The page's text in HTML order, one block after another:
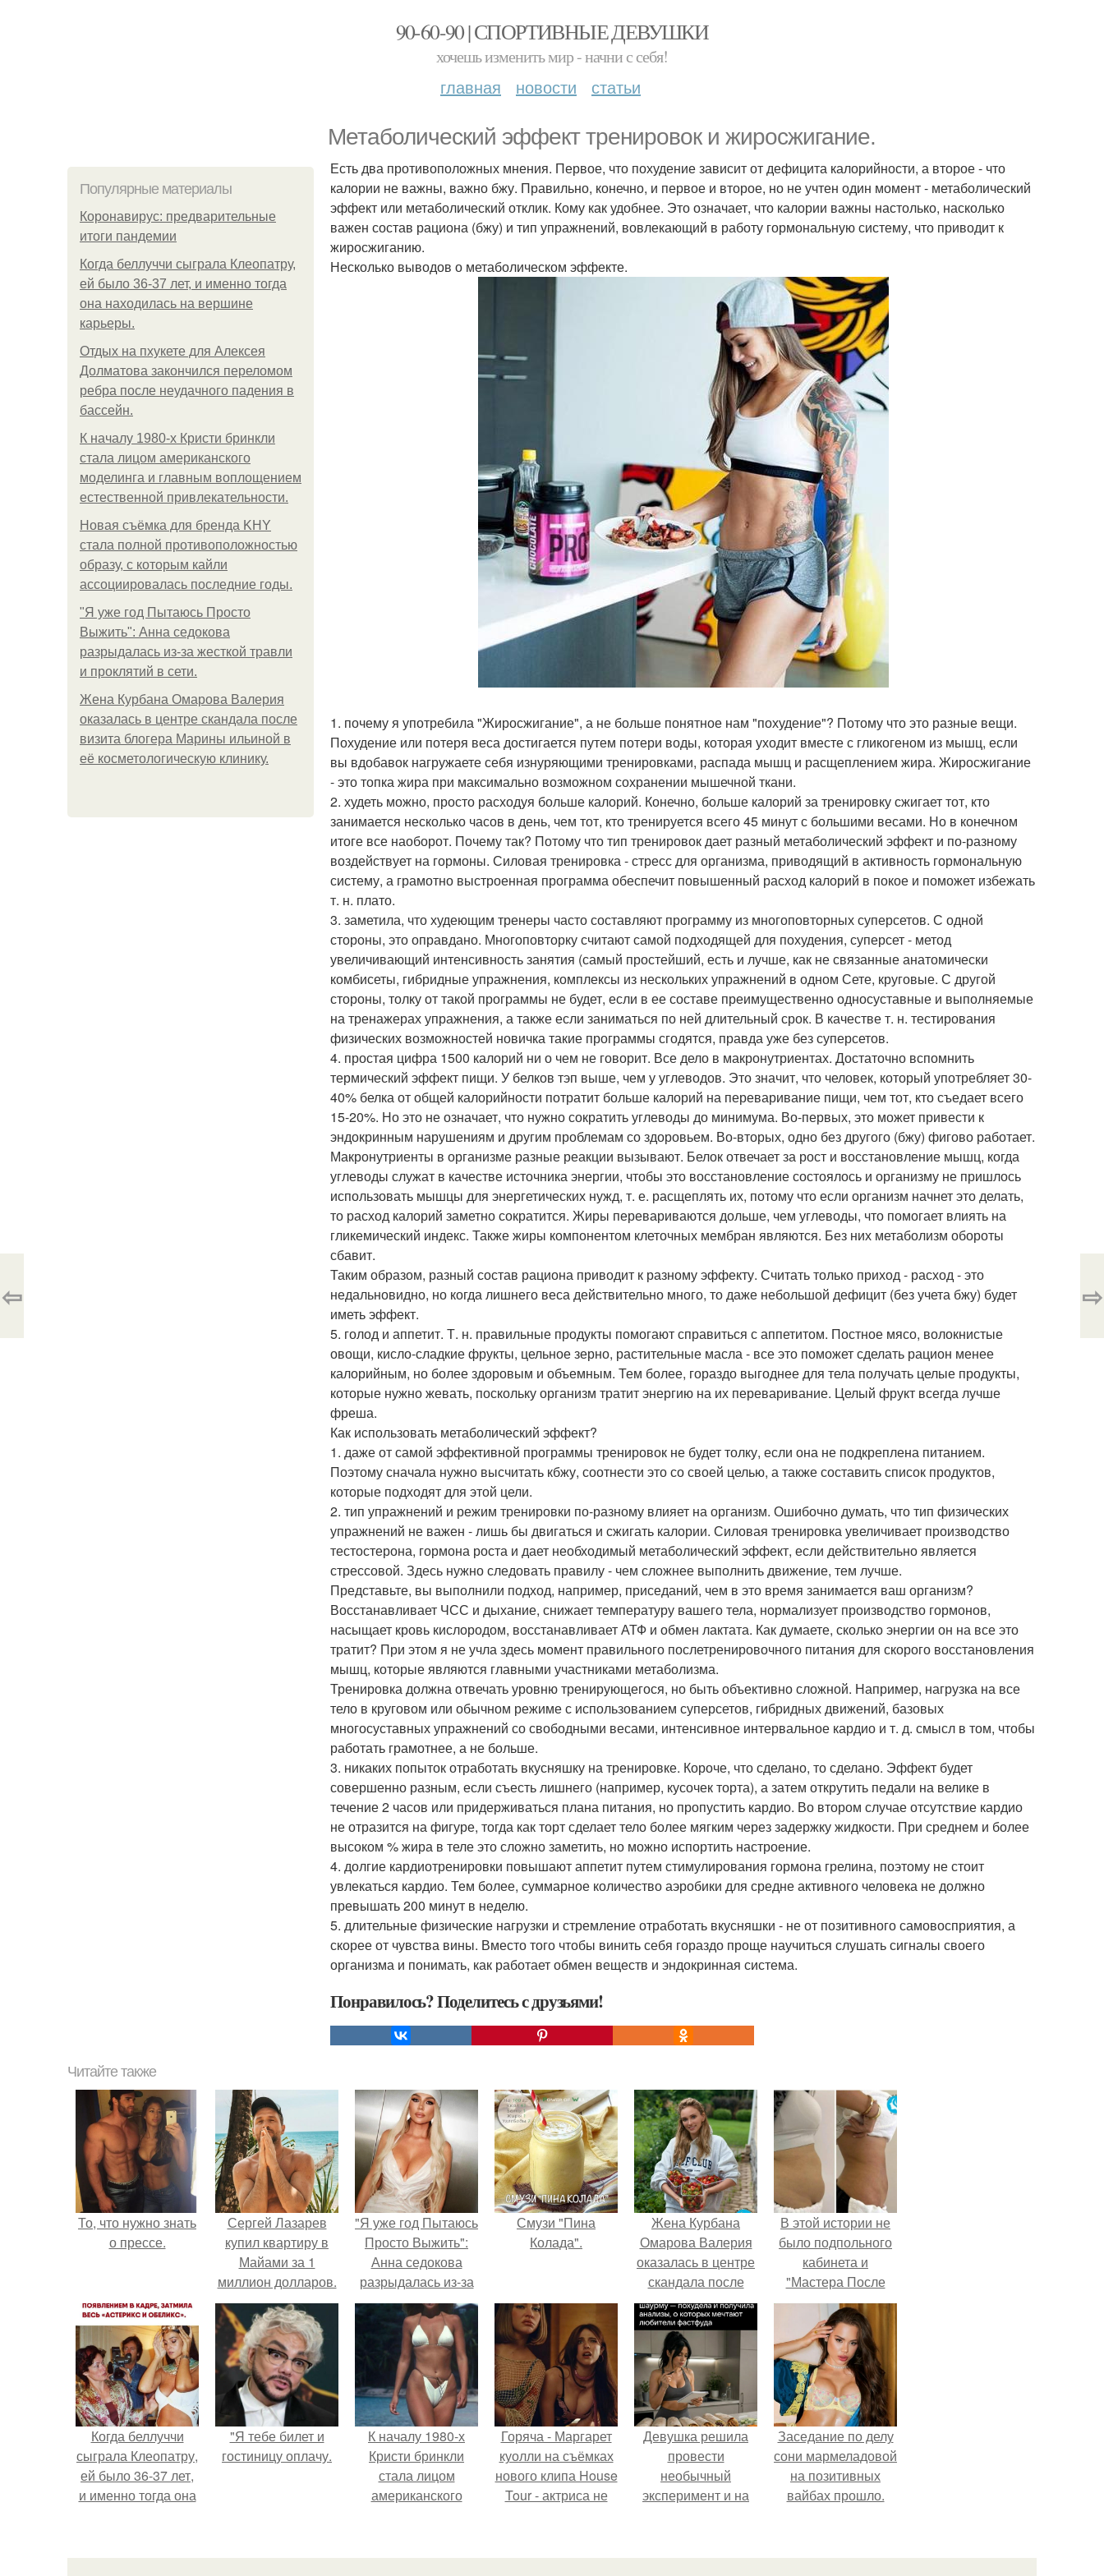
90-60-90 | СПОРТИВНЫЕ ДЕВУШКИ
хочешь изменить мир - начни с себя!
главная новости статьи
Метаболический эффект тренировок и жиросжигание.
Популярные материалы
Коронавирус: предварительные
итоги пандемии
Когда беллуччи сыграла Клеопатру,
ей было 36-37 лет, и именно тогда
она находилась на вершине
карьеры.
Отдых на пхукете для Алексея
Долматова закончился переломом
ребра после неудачного падения в
бассейн.
К началу 1980-х Кристи бринкли
стала лицом американского
моделинга и главным воплощением
естественной привлекательности.
Новая съёмка для бренда KHY
стала полной противоположностью
образу, с которым кайли
ассоциировалась последние годы.
"Я уже год Пытаюсь Просто
Выжить": Анна седокова
разрыдалась из-за жесткой травли
и проклятий в сети.
Жена Курбана Омарова Валерия
оказалась в центре скандала после
визита блогера Марины ильиной в
её косметологическую клинику.
Есть два противоположных мнения. Первое, что похудение зависит от дефицита калорийности, а второе - что
калории не важны, важно бжу. Правильно, конечно, и первое и второе, но не учтен один момент - метаболический
эффект или метаболический отклик. Кому как удобнее. Это означает, что калории важны настолько, насколько
важен состав рациона (бжу) и тип упражнений, вовлекающий в работу гормональную систему, что приводит к
жиросжиганию.
Несколько выводов о метаболическом эффекте.
1. почему я употребила "Жиросжигание", а не больше понятное нам "похудение"? Потому что это разные вещи.
Похудение или потеря веса достигается путем потери воды, которая уходит вместе с гликогеном из мышц, если
вы вдобавок нагружаете себя изнуряющими тренировками, распада мышц и расщеплением жира. Жиросжигание
- это топка жира при максимально возможном сохранении мышечной ткани.
2. худеть можно, просто расходуя больше калорий. Конечно, больше калорий за тренировку сжигает тот, кто
занимается несколько часов в день, чем тот, кто тренируется всего 45 минут с большими весами. Но в конечном
итоге все наоборот. Почему так? Потому что тип тренировок дает разный метаболический эффект и по-разному
воздействует на гормоны. Силовая тренировка - стресс для организма, приводящий в активность гормональную
систему, а грамотно выстроенная программа обеспечит повышенный расход калорий в покое и поможет избежать
т. н. плато.
3. заметила, что худеющим тренеры часто составляют программу из многоповторных суперсетов. С одной
стороны, это оправдано. Многоповторку считают самой подходящей для похудения, суперсет - метод
увеличивающий интенсивность занятия (самый простейший, есть и лучше, как не связанные анатомически
комбисеты, гибридные упражнения, комплексы из нескольких упражнений в одном Сете, круговые. С другой
стороны, толку от такой программы не будет, если в ее составе преимущественно односуставные и выполняемые
на тренажерах упражнения, а также если заниматься по ней длительный срок. В качестве т. н. тестирования
физических возможностей новичка такие программы сгодятся, правда уже без суперсетов.
4. простая цифра 1500 калорий ни о чем не говорит. Все дело в макронутриентах. Достаточно вспомнить
термический эффект пищи. У белков тэп выше, чем у углеводов. Это значит, что человек, который употребляет 30-
40% белка от общей калорийности потратит больше калорий на переваривание пищи, чем тот, кто съедает всего
15-20%. Но это не означает, что нужно сократить углеводы до минимума. Во-первых, это может привести к
эндокринным нарушениям и другим проблемам со здоровьем. Во-вторых, одно без другого (бжу) фигово работает.
Макронутриенты в организме разные реакции вызывают. Белок отвечает за рост и восстановление мышц, когда
углеводы служат в качестве источника энергии, чтобы это восстановление состоялось и организму не пришлось
использовать мышцы для энергетических нужд, т. е. расщеплять их, потому что если организм начнет это делать,
то расход калорий заметно сократится. Жиры перевариваются дольше, чем углеводы, что помогает влиять на
гликемический индекс. Также жиры компонентом клеточных мембран являются. Без них метаболизм обороты
сбавит.
Таким образом, разный состав рациона приводит к разному эффекту. Считать только приход - расход - это
недальновидно, но когда лишнего веса действительно много, то даже небольшой дефицит (без учета бжу) будет
иметь эффект.
5. голод и аппетит. Т. н. правильные продукты помогают справиться с аппетитом. Постное мясо, волокнистые
овощи, кисло-сладкие фрукты, цельное зерно, растительные масла - все это поможет сделать рацион менее
калорийным, но более здоровым и объемным. Тем более, гораздо выгоднее для тела получать целые продукты,
которые нужно жевать, поскольку организм тратит энергию на их переваривание. Целый фрукт всегда лучше
фреша.
Как использовать метаболический эффект?
1. даже от самой эффективной программы тренировок не будет толку, если она не подкреплена питанием.
Поэтому сначала нужно высчитать кбжу, соотнести это со своей целью, а также составить список продуктов,
которые подходят для этой цели.
2. тип упражнений и режим тренировки по-разному влияет на организм. Ошибочно думать, что тип физических
упражнений не важен - лишь бы двигаться и сжигать калории. Силовая тренировка увеличивает производство
тестостерона, гормона роста и дает необходимый метаболический эффект, если действительно является
стрессовой. Здесь нужно следовать правилу - чем сложнее выполнить движение, тем лучше.
Представьте, вы выполнили подход, например, приседаний, чем в это время занимается ваш организм?
Восстанавливает ЧСС и дыхание, снижает температуру вашего тела, нормализует производство гормонов,
насыщает кровь кислородом, восстанавливает АТФ и обмен лактата. Как думаете, сколько энергии он на все это
тратит? При этом я не учла здесь момент правильного послетренировочного питания для скорого восстановления
мышц, которые являются главными участниками метаболизма.
Тренировка должна отвечать уровню тренирующегося, но быть объективно сложной. Например, нагрузка на все
тело в круговом или обычном режиме с использованием суперсетов, гибридных движений, базовых
многосуставных упражнений со свободными весами, интенсивное интервальное кардио и т. д. смысл в том, чтобы
работать грамотнее, а не больше.
3. никаких попыток отработать вкусняшку на тренировке. Короче, что сделано, то сделано. Эффект будет
совершенно разным, если съесть лишнего (например, кусочек торта), а затем открутить педали на велике в
течение 2 часов или придерживаться плана питания, но пропустить кардио. Во втором случае отсутствие кардио
не отразится на фигуре, тогда как торт сделает тело более мягким через задержку жидкости. При среднем и более
высоком % жира в теле это сложно заметить, но можно испортить настроение.
4. долгие кардиотренировки повышают аппетит путем стимулирования гормона грелина, поэтому не стоит
увлекаться кардио. Тем более, суммарное количество аэробики для средне активного человека не должно
превышать 200 минут в неделю.
5. длительные физические нагрузки и стремление отработать вкусняшки - не от позитивного самовосприятия, а
скорее от чувства вины. Вместо того чтобы винить себя гораздо проще научиться слушать сигналы своего
организма и понимать, как работает обмен веществ и эндокринная система.
Понравилось? Поделитесь с друзьями!
⇦ ⇨
Читайте также
То, что нужно знать
о прессе.
Сергей Лазарев
купил квартиру в
Майами за 1
миллион долларов.
"Я уже год Пытаюсь
Просто Выжить":
Анна седокова
разрыдалась из-за
жесткой травли и
проклятий в сети.
Смузи "Пина
Колада".
Жена Курбана
Омарова Валерия
оказалась в центре
скандала после
визита блогера
Марины ильиной в
её
косметологическую
клинику.
В этой истории не
было подпольного
кабинета и
"Мастера После
Двухнедельных
Курсов".
Когда беллуччи
сыграла Клеопатру,
ей было 36-37 лет,
и именно тогда она
"Я тебе билет и
гостиницу оплачу.
К началу 1980-х
Кристи бринкли
стала лицом
американского
воплощением
Горяча - Маргарет
куолли на съёмках
нового клипа House
Tour - актриса не
выступила в роли
Девушка решила
провести
необычный
эксперимент и на
одной шаурмой.
Заседание по делу
сони мармеладовой
на позитивных
вайбах прошло.